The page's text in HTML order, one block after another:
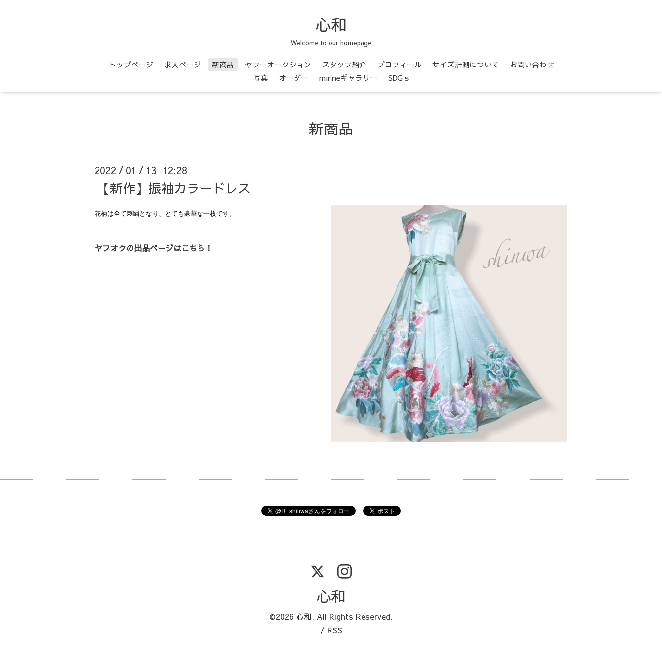
心和
Welcome to our homepage
トップページ 求人ページ 新商品 ヤフーオークション スタッフ紹介 プロフィール サイズ計測について
お問い合わせ
写真
オーダー minneギャラリー SDGｓ
新商品
2022 / 01 / 13 12:28
【新作】振袖カラードレス
花柄は全て刺繍となり、とても豪華な一枚です。
ヤフオクの出品ページはこちら！
心和
©2026 心和. All Rights Reserved.
/ RSS